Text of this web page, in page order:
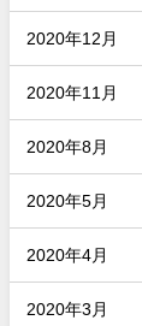
2020年12月
2020年11月
2020年8月
2020年5月
2020年4月
2020年3月